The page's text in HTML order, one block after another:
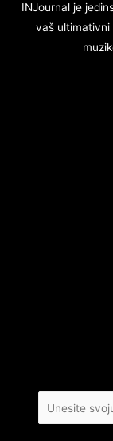
INJournal je
vaš